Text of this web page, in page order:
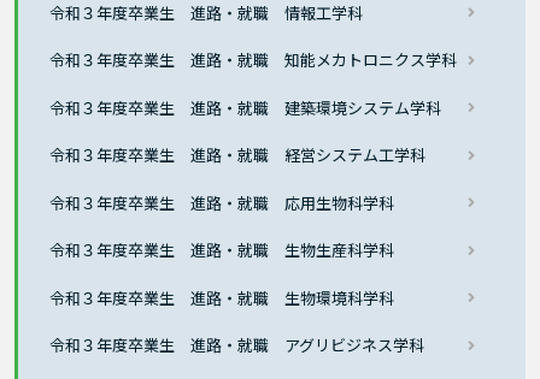
令和３年度卒業生 進路・就職 情報工学科
令和３年度卒業生 進路・就職 知能メカトロニクス学科
令和３年度卒業生 進路・就職 建築環境システム学科
令和３年度卒業生 進路・就職 経営システム工学科
令和３年度卒業生 進路・就職 応用生物科学科
令和３年度卒業生 進路・就職 生物生産科学科
令和３年度卒業生 進路・就職 生物環境科学科
令和３年度卒業生 進路・就職 アグリビジネス学科